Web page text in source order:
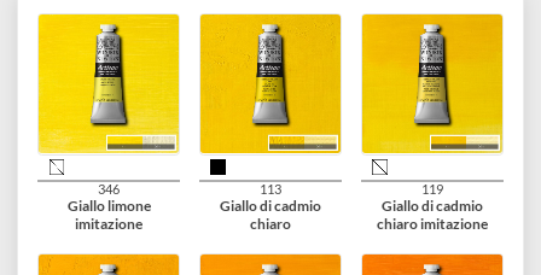
appositamente sviluppato per mantenere la sensazione oleosa
e mantiene il colore Artisan umido più a lungo dell'acqua
Artisan | Medium per dipingere 75 ml
: Questo medium ad
asciugatura lenta riduce la consistenza delle pitture ad olio
miscelabili con acqua. Consente la diffusione, la miscelazione
del colore e la velatura.
40 varianti disponibili